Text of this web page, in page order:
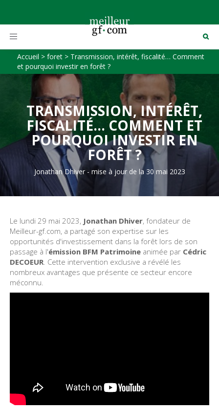
Toggle
Accueil > foret > Transmission, intérêt, fiscalité… Comment
et pourquoi investir en forêt ?
TRANSMISSION, INTÉRÊT,
FISCALITÉ… COMMENT ET
POURQUOI INVESTIR EN
FORÊT ?
Jonathan Dhiver- mise à jour de la 30 mai 2023
Le lundi 29 mai 2023, Jonathan Dhiver, fondateur de
Meilleur-gf.com, a partagé son expertise sur les
opportunités d'investissement dans la forêt lors de son
passage à l'émission BFM Patrimoine animée par Cédric
DECOEUR. Cette intervention exclusive a révélé les
nombreux avantages que présente ce secteur encore
méconnu.